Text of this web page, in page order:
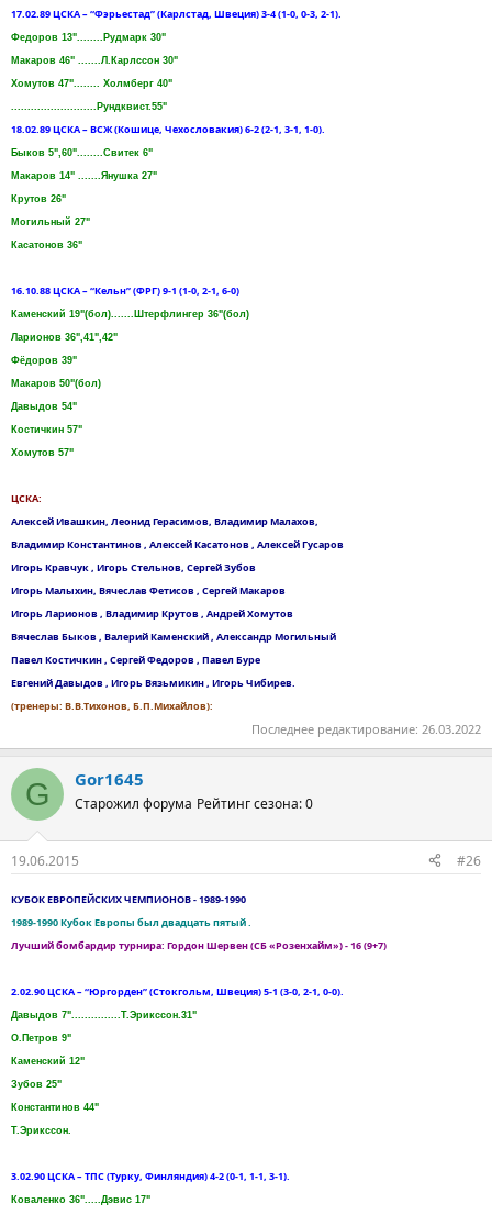
17.02.89 ЦСКА – “Фэрьестад” (Карлстад, Швеция) 3-4 (1-0, 0-3, 2-1).
Федоров 13"........Рудмарк 30"
Макаров 46" .......Л.Карлссон 30"
Хомутов 47"........ Холмберг 40"
..........................Рундквист.55"
18.02.89 ЦСКА – ВСЖ (Кошице, Чехословакия) 6-2 (2-1, 3-1, 1-0).
Быков 5",60"........Свитек 6"
Макаров 14" .......Янушка 27"
Крутов 26"
Могильный 27"
Касатонов 36"
16.10.88 ЦСКА – “Кельн” (ФРГ) 9-1 (1-0, 2-1, 6-0)
Каменский 19"(бол).......Штерфлингер 36"(бол)
Ларионов 36",41",42"
Фёдоров 39"
Макаров 50"(бол)
Давыдов 54"
Костичкин 57"
Хомутов 57"
ЦСКА:
Алексей Ивашкин, Леонид Герасимов, Владимир Малахов,
Владимир Константинов , Алексей Касатонов , Алексей Гусаров
Игорь Кравчук , Игорь Стельнов, Сергей Зубов
Игорь Малыхин, Вячеслав Фетисов , Сергей Макаров
Игорь Ларионов , Владимир Крутов , Андрей Хомутов
Вячеслав Быков , Валерий Каменский , Александр Могильный
Павел Костичкин , Сергей Федоров , Павел Буре
Евгений Давыдов , Игорь Вязьмикин , Игорь Чибирев.
(тренеры: В.В.Тихонов, Б.П.Михайлов):
Последнее редактирование: 26.03.2022
G Gor1645
Старожил форума Рейтинг сезона: 0
19.06.2015 #26
КУБОК ЕВРОПЕЙСКИХ ЧЕМПИОНОВ - 1989-1990
1989-1990 Кубок Европы был двадцать пятый .
Лучший бомбардир турнира: Гордон Шервен (СБ «Розенхайм») - 16 (9+7)
2.02.90 ЦСКА – “Юргорден” (Стокгольм, Швеция) 5-1 (3-0, 2-1, 0-0).
Давыдов 7"...............Т.Эрикссон.31"
О.Петров 9"
Каменский 12"
Зубов 25"
Константинов 44"
Т.Эрикссон.
3.02.90 ЦСКА – ТПС (Турку, Финляндия) 4-2 (0-1, 1-1, 3-1).
Коваленко 36".....Дэвис 17"